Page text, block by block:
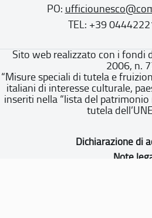
PO:
TEL: +39
Sito web realizzato con i fondi
2006, n.
“Misure speciali di tutela e
italiani di interesse culturale,
inseriti nella “lista del
tutela
Dichiarazione di
Note